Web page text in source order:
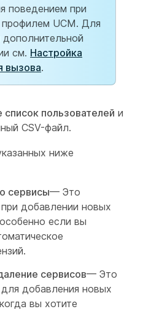
поведением при
UCM. Для
дополнительной
см. Настройка
вызова.
пользователей и
CSV-файл.
ниже
сервисы— Это
добавлении новых
если вы
сервисов— Это
добавления новых
вы хотите